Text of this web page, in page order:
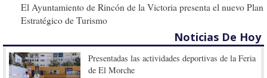
El Ayuntamiento de Rincón de la Victoria presenta el nuevo Plan
Estratégico de Turismo
Noticias De Hoy
Presentadas las actividades deportivas de la Feria
de El Morche